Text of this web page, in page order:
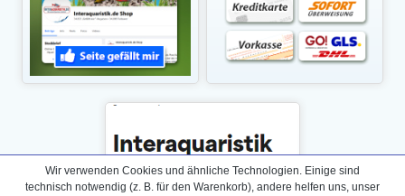
Wir verwenden Cookies und ähnliche Technologien. Einige sind
technisch notwendig (z. B. für den Warenkorb), andere helfen uns, unser